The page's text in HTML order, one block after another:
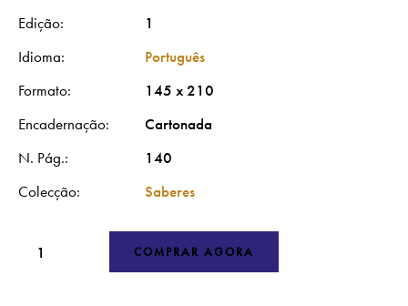
Edição
1
Idioma
Português
Formato
145 x 210
Encadernação
Cartonada
N. Pág.
140
Colecção
Saberes
COMPRAR AGORA